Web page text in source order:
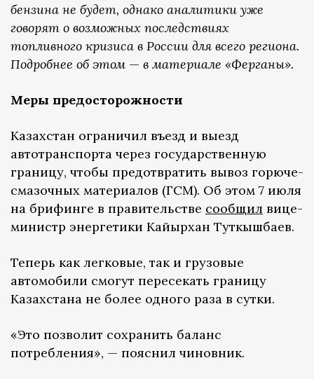
бензина не будет, однако аналитики уже
говорят о возможных последствиях
топливного кризиса в России для всего региона.
Подробнее об этом — в материале «Ферганы».
Меры предосторожности
Казахстан ограничил въезд и выезд
автотранспорта через государственную
границу, чтобы предотвратить вывоз горюче-
смазочных материалов (ГСМ). Об этом 7 июля
на брифинге в правительстве сообщил вице-
министр энергетики Кайырхан Туткышбаев.
Теперь как легковые, так и грузовые
автомобили смогут пересекать границу
Казахстана не более одного раза в сутки.
«Это позволит сохранить баланс
потребления», — пояснил чиновник.